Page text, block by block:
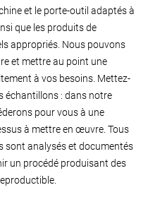
et le porte-outil adaptés à
que les produits de
appropriés. Nous pouvons
et mettre au point une
à vos besoins. Mettez-
échantillons : dans notre
pour vous à une
à mettre en œuvre. Tous
sont analysés et documentés
un procédé produisant des